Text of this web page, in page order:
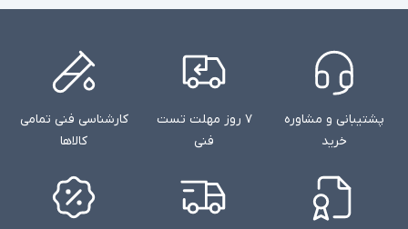
پشتیبانی و مشاوره
خرید
۷ روز مهلت تست
فنی
کارشناسی فنی تمامی
کالاها